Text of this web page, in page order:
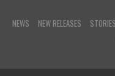
NEWS NEW RELEASES STORIES